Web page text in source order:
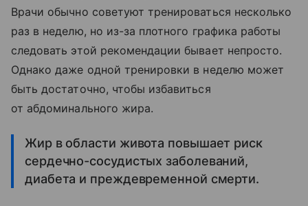
Врачи обычно советуют тренироваться несколько
раз в неделю, но из-за плотного графика работы
следовать этой рекомендации бывает непросто.
Однако даже одной тренировки в неделю может
быть достаточно, чтобы избавиться
от абдоминального жира.
Жир в области живота повышает риск
сердечно-сосудистых заболеваний,
диабета и преждевременной смерти.